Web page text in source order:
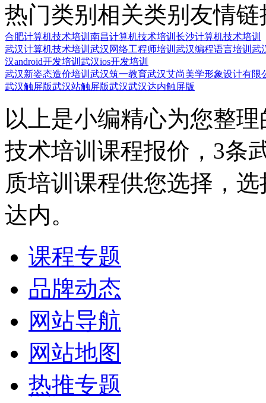
热门类别 相关类别 友情链
合肥计算机技术培训 南昌计算机技术培训 长沙计算机技术培训
武汉计算机技术培训 武汉网络工程师培训 武汉编程语言培训 武
汉android开发培训 武汉ios开发培训
武汉新姿态造价培训 武汉筑一教育武汉艾尚美学形象设计有限
武汉触屏版武汉站触屏版武汉武汉达内触屏版
以上是小编精心为您整
技术培训课程报价，3条
质培训课程供您选择，
达内。
课程专题
品牌动态
网站导航
网站地图
热推专题